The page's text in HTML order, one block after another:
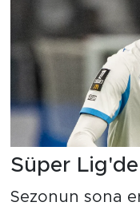
Süper Lig'de
Sezonun sona